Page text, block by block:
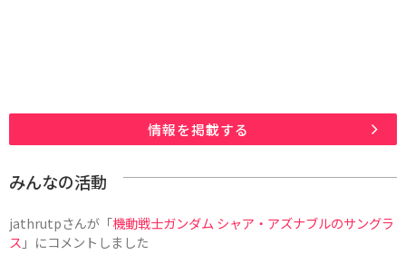
情報を掲載する
みんなの活動
jathrutpさんが「機動戦士ガンダム シャア・アズナブルのサングラ
ス 」にコメントしました